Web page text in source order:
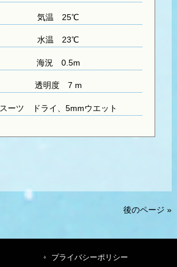
気温 25℃
水温 23℃
海況 0.5m
透明度7 m
スーツ ドライ、5mmウエット
後のページ »
プライバシーポリシー